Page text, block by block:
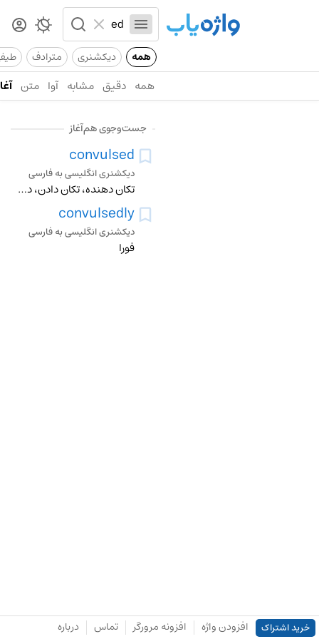
همه دیکشنری مترادف
همه دقیق مشابه آوا متن
جست‌وجوی هم‌آغاز
convulsed
دیکشنری انگلیسی به فارسی
تکان دهنده، تکان دادن، دچار تشنج کردن
convulsedly
دیکشنری انگلیسی به فارسی
فورا
خرید اشتراک افزودن واژه افزونه مرورگر تماس درباره